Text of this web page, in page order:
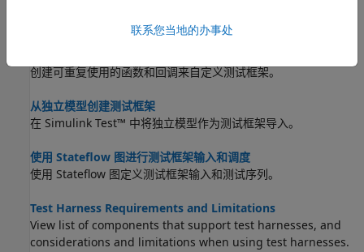
对库、库模块和链接模块应用测试来测试可重复使用的组件。
创建可重复使用的函数和回调来自定义测试框架。
从独立模型创建测试框架
在 Simulink Test™ 中将独立模型作为测试框架导入。
使用 Stateflow 图进行测试框架输入和调度
使用 Stateflow 图定义测试框架输入和测试序列。
Test Harness Requirements and Limitations
View list of components that support test harnesses, and
considerations and limitations when using test harnesses.
联系您当地的办事处